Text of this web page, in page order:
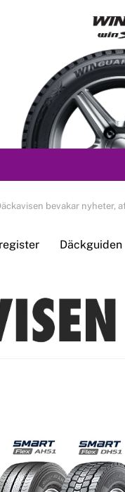
bevakar nyheter,
Däckguiden